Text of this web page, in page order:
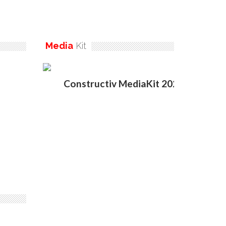
Media Kit
Constructiv MediaKit 2020